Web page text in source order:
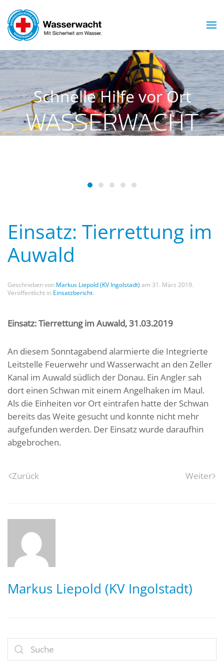
Skip to main content
Schnelle Hilfe vor Ort
WASSERWACHT
Wasserwacht Ingolstadt
Wasserwacht Ingolstadt
Wasserwacht Ingolstadt
Wasserwacht Ingolstadt
Einsatz: Tierrettung im
Auwald
Geschrieben von Markus Liepold (KV Ingolstadt) am 31. März 2019.
Veröffentlicht in Einsatzbericht.
Einsatz: Tierrettung im Auwald, 31.03.2019
An diesem Sonntagabend alarmierte die Integrierte
Leitstelle Feuerwehr und Wasserwacht an den Zeller
Kanal im Auwald südlich der Donau. Ein Angler sah
dort einen Schwan mit einem Angelhaken im Maul.
Als die Einheiten vor Ort eintrafen hatte der Schwan
bereits das Weite gesucht und konnte nicht mehr
aufgefunden werden. Der Einsatz wurde daraufhin
abgebrochen.
Zurück Weiter
Markus Liepold (KV Ingolstadt)